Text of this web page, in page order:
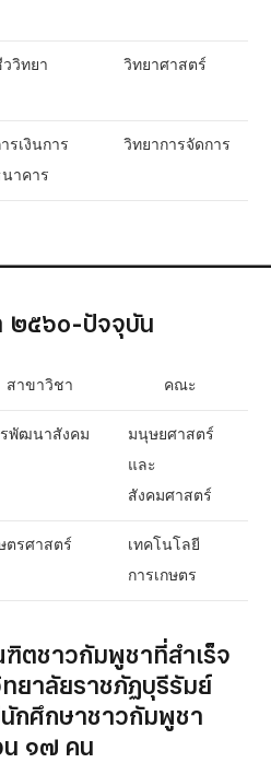
วิทยา วิทยาศาสตร์
รเงินการ
นาคาร
วิทยาการจัดการ
๒๕๖๐-ปัจจุบัน
สาขาวิชา คณะ
รพัฒนาสังคม
มนุษยศาสตร์
และ
สังคมศาสตร์
ตรศาสตร์
เทคโนโลยี
การเกษตร
วกัมพูชาที่สำเร็จ
ยาลัยราชภัฏบุรีรัมย์
กศึกษาชาวกัมพูชา
๑๗ คน